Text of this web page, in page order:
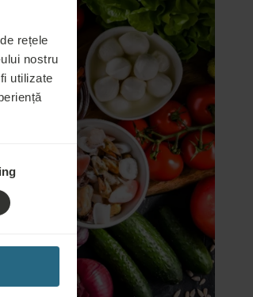
rețele
nostru
utilizate